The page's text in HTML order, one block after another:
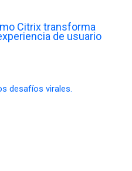
Citrix transforma
de usuario